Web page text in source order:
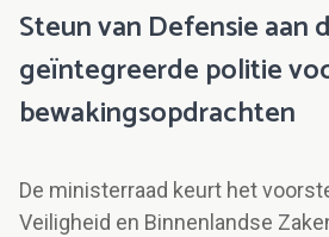
Steun van Defensie aan
geïntegreerde politie
bewakingsopdrachten
De ministerraad keurt het
Veiligheid en Binnenlandse